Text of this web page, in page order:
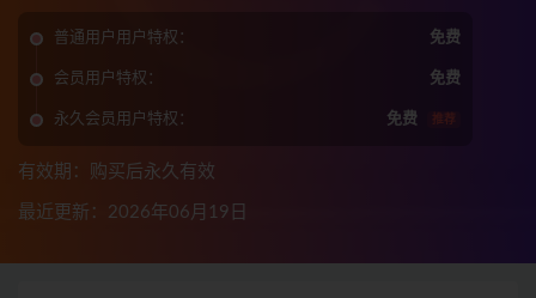
普通用户用户特权： 免费
会员用户特权： 免费
永久会员用户特权： 免费 推荐
有效期：购买后永久有效
最近更新：2026年06月19日